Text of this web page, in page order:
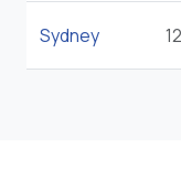
Sydney